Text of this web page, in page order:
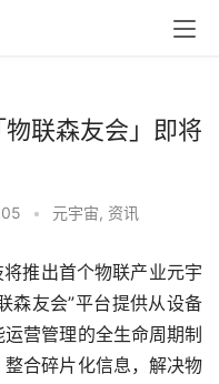
联森友会」即将
• 元宇宙, 资讯
推出首个物联产业元宇
森友会”平台提供从设备
营管理的全生命周期制
合碎片化信息，解决物